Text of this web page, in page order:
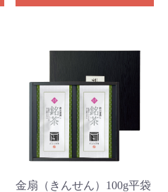
金扇（きんせん）100g平袋